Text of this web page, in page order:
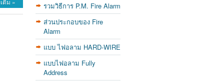
ติม »
รวมวิธีการ P.M. Fire Alarm
ส่วนประกอบของ Fire
Alarm
แบบ ไฟอลาม HARD-WIRE
แบบไฟอลาม Fully
Address